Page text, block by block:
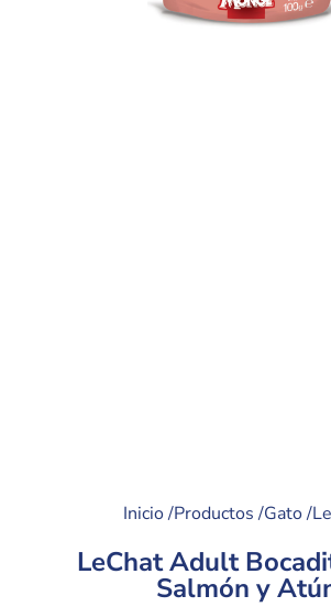
Inicio /Productos /Gato /
LeChat Adult
Salmón y